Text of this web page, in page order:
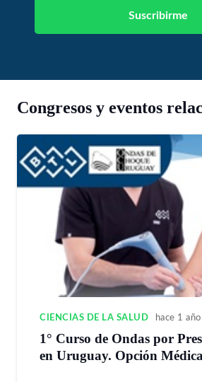
Congresos y eventos
CIENCIAS DE LA SALUD hace 1 año
1° Curso de Ondas por
en Uruguay. Opción Médica